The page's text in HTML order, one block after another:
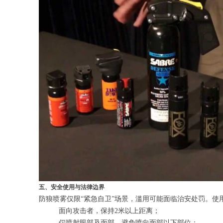
五、安全使用与法律边界
防狼喷雾仅限“紧急自卫”场景，滥用可能面临治安处罚。使
面向攻击者，保持2米以上距离；